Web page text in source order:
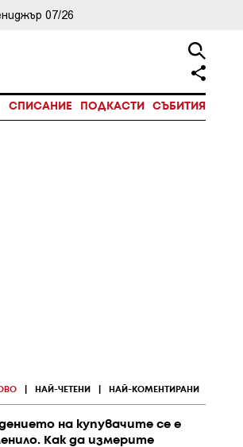
07/26
СПИСАНИЕ ПОДКАСТИ СЪБИТИЯ
НАЙ-ЧЕТЕНИ НАЙ-КОМЕНТИРАНИ
на купувачите се е
Как да измерите